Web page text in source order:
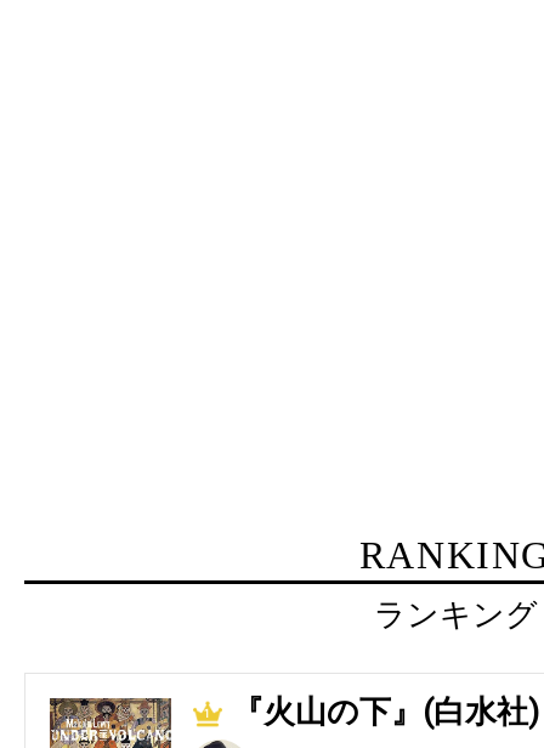
ランキング
1 『火山の下』(白水社)